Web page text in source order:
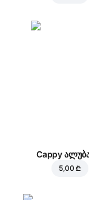
Cappy
5,00 ₾